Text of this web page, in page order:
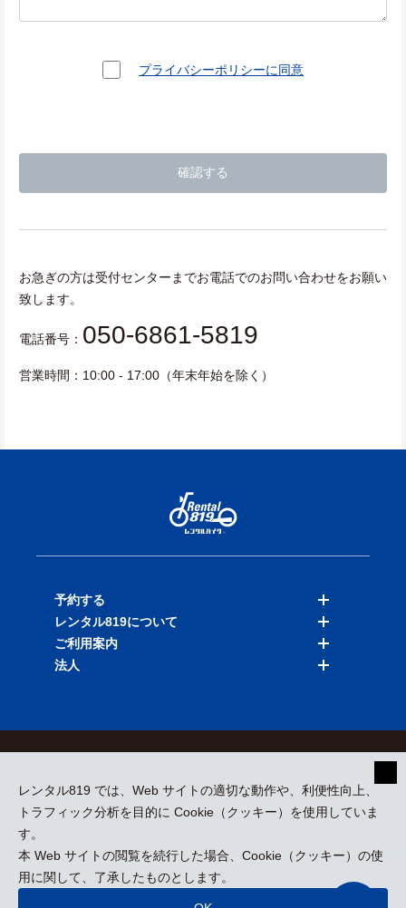
プライバシーポリシーに同意
お急ぎの方は受付センターまでお電話でのお問い合わせをお願い
致します。
電話番号： 050-6861-5819
営業時間：10:00 - 17:00（年末年始を除く）
レンタル819 では、Web サイトの適切な動作や、利便性向上、
トラフィック分析を目的に Cookie（クッキー）を使用していま
す。
本 Web サイトの閲覧を続行した場合、Cookie（クッキー）の使
用に関して、了承したものとします。
予約する
バイクを探す
店舗を探す
レンタル819について
料金表
ご利用案内
法人
採用情報
プレスリリース
kizuki Rental Service © All Rights Reserved.